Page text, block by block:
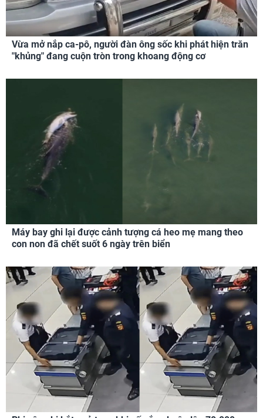
Vừa mở nắp ca-pô, người đàn ông sốc khi phát hiện trăn
"khủng" đang cuộn tròn trong khoang động cơ
Máy bay ghi lại được cảnh tượng cá heo mẹ mang theo
con non đã chết suốt 6 ngày trên biển